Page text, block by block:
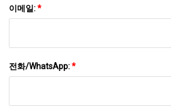
이메일:*
전화/WhatsApp:*